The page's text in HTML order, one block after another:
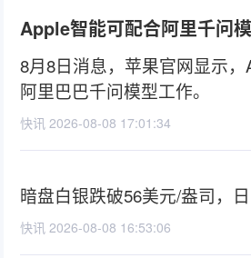
Apple智能可配合阿里千问
8月8日消息，苹果官网显示
阿里巴巴千问模型工作。
快讯 2026-08-08 17:01:34
暗盘白银跌破56美元/盎司，日
快讯 2026-08-08 16:53:06